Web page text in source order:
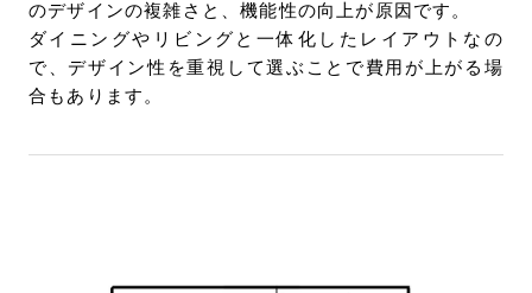
のデザインの複雑さと、機能性の向上が原因です。
ダイニングやリビングと一体化したレイアウトなの
で、デザイン性を重視して選ぶことで費用が上がる場
合もあります。